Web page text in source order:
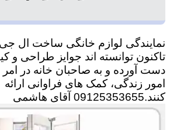
نمایندگی لوازم خانگی ساخت ال جی
تاکنون توانسته اند جوایز طراحی و
دست آورده و به صاحبان خانه در امر
امور زندگی، کمک های فراوانی ارائه
کنند.09125353655 آقای هاشمی